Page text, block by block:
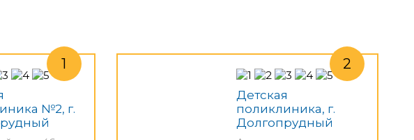
№2, г.
Детская
поликлиника, г.
Долгопрудный